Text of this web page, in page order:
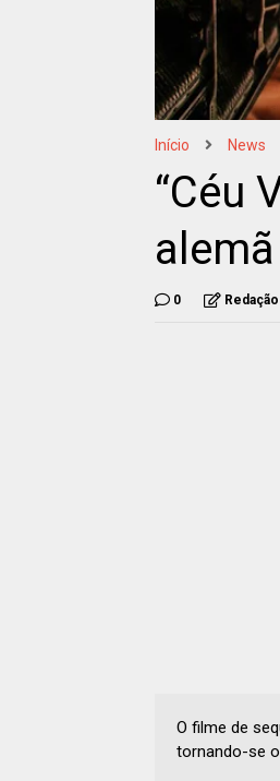
Início News
“Céu
0 Redação
O filme de
tornando-se